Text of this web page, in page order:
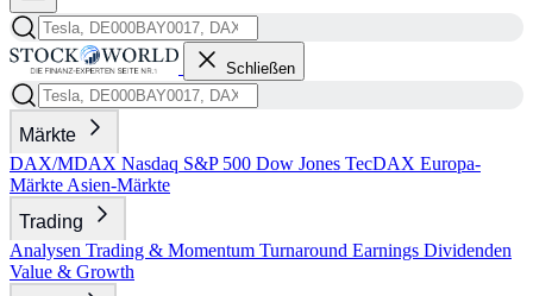
Schließen
Märkte
DAX/MDAX Nasdaq S&P 500 Dow Jones TecDAX Europa-
Märkte Asien-Märkte
Trading
Analysen Trading & Momentum Turnaround Earnings Dividenden
Value & Growth